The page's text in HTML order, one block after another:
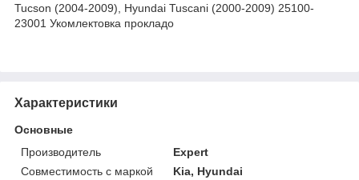
Tucson (2004-2009), Hyundai Tuscani (2000-2009) 25100-
23001 Укомлектовка прокладо
Характеристики
Основные
Производитель
Expert
Совместимость с маркой
Kia, Hyundai